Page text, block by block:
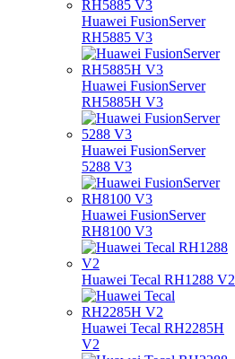
Huawei FusionServer
RH5885 V3
Huawei FusionServer
RH5885H V3
Huawei FusionServer
5288 V3
Huawei FusionServer
RH8100 V3
Huawei Tecal RH1288 V2
Huawei Tecal RH2285H
V2